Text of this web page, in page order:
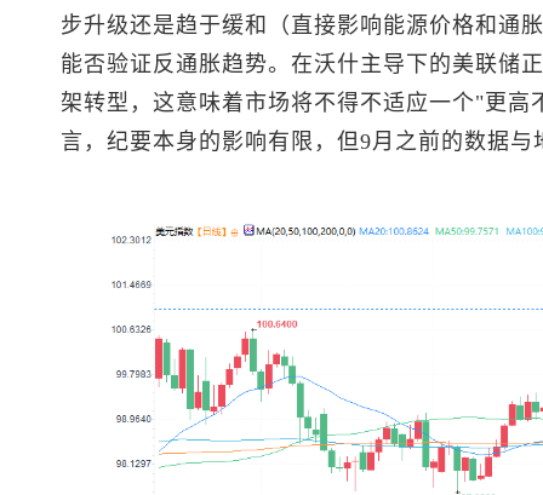
步升级还是趋于缓和（直接影响能源价格和通
能否验证反通胀趋势。在沃什主导下的美联储
架转型，这意味着市场将不得不适应一个"更
言，纪要本身的影响有限，但9月之前的数据